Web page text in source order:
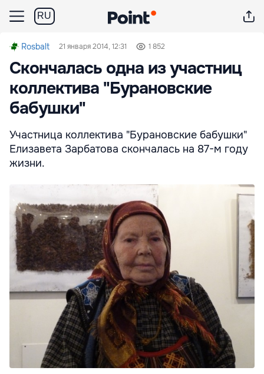
RU
Rosbalt 21 января 2014, 12:31 1 852
Скончалась одна из участниц
коллектива "Бурановские
бабушки"
Участница коллектива "Бурановские бабушки"
Елизавета Зарбатова скончалась на 87-м году
жизни.